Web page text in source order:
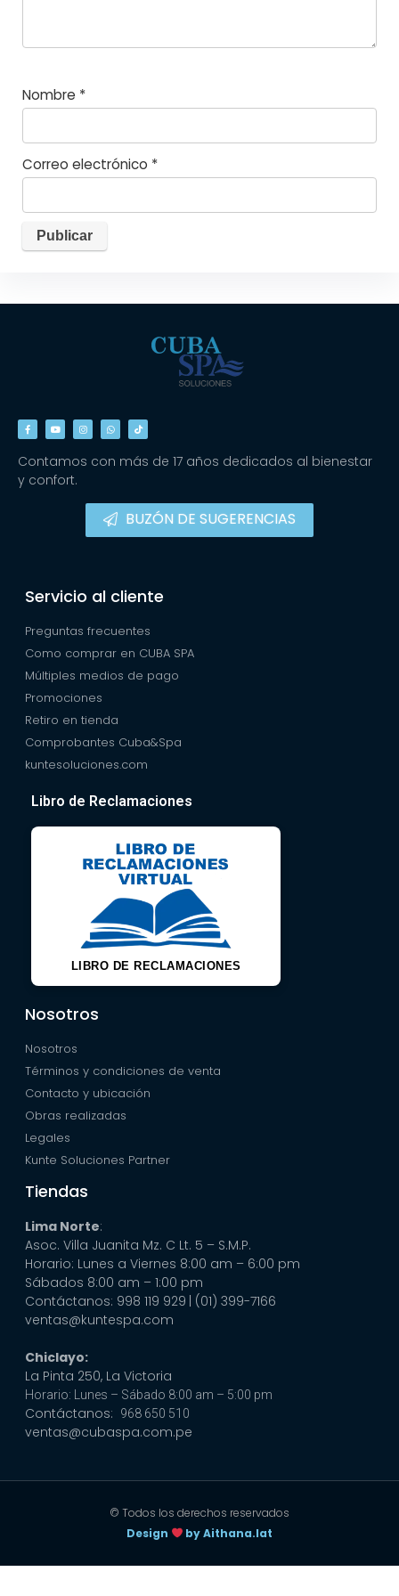
Nombre *
Correo electrónico *
Contamos con más de 17 años dedicados al bienestar
y confort.
BUZÓN DE SUGERENCIAS
Servicio al cliente
Preguntas frecuentes
Como comprar en CUBA SPA
Múltiples medios de pago
Promociones
Retiro en tienda
Comprobantes Cuba&Spa
kuntesoluciones.com
Libro de Reclamaciones
LIBRO DE RECLAMACIONES
Nosotros
Nosotros
Términos y condiciones de venta
Contacto y ubicación
Obras realizadas
Legales
Kunte Soluciones Partner
Tiendas
Lima Norte:
Asoc. Villa Juanita Mz. C Lt. 5 – S.M.P.
Horario: Lunes a Viernes 8:00 am – 6:00 pm
Sábados 8:00 am – 1:00 pm
Contáctanos: 998 119 929 | (01) 399-7166
ventas@kuntespa.com
Chiclayo:
La Pinta 250, La Victoria
Horario: Lunes – Sábado 8:00 am – 5:00 pm
Contáctanos: 968 650 510
ventas@cubaspa.com.pe
© Todos los derechos reservados
Design
by Aithana.lat